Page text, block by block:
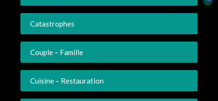
Catastrophes
Couple – Famille
Cuisine – Restauration